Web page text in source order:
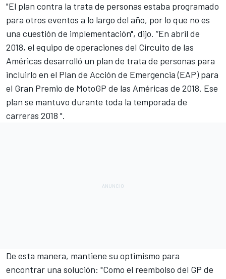
"El plan contra la trata de personas estaba programado
para otros eventos a lo largo del año, por lo que no es
una cuestión de implementación", dijo. “En abril de
2018, el equipo de operaciones del Circuito de las
Américas desarrolló un plan de trata de personas para
incluirlo en el Plan de Acción de Emergencia (EAP) para
el Gran Premio de MotoGP de las Américas de 2018. Ese
plan se mantuvo durante toda la temporada de
carreras 2018 ".
De esta manera, mantiene su optimismo para
encontrar una solución: "Como el reembolso del GP de